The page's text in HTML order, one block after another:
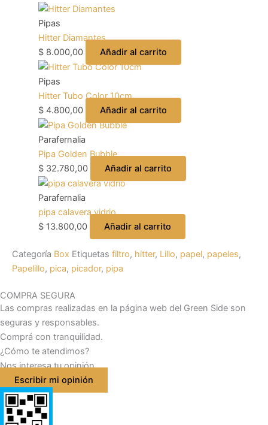
Pipas
Hitter Diamantes
$8.000,00 Añadir al carrito
Pipas
Hitter Tubo Color 10cm
$4.800,00 Añadir al carrito
Parafernalia
Pipa Golden Bubble
$32.780,00 Añadir al carrito
Parafernalia
pipa calavera vidrio
$13.800,00 Añadir al carrito
Categoría Box Etiquetas filtro, hitter, Lillo, papel, papeles,
Papelillo, pica, picador, pipa
COMPRA SEGURA
Las compras realizadas en la página web del Green Side son
seguras y responsables.
Comprá con tranquilidad.
¿Cómo te atendimos?
Nos interesa tu opinión
Escribir mi opinión